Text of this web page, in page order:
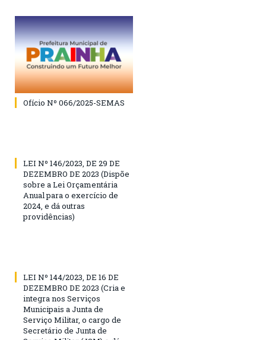
Ofício Nº 066/2025-SEMAS
LEI Nº 146/2023, DE 29 DE
DEZEMBRO DE 2023 (Dispõe
sobre a Lei Orçamentária
Anual para o exercício de
2024, e dá outras
providências)
LEI Nº 144/2023, DE 16 DE
DEZEMBRO DE 2023 (Cria e
integra nos Serviços
Municipais a Junta de
Serviço Militar, o cargo de
Secretário de Junta de